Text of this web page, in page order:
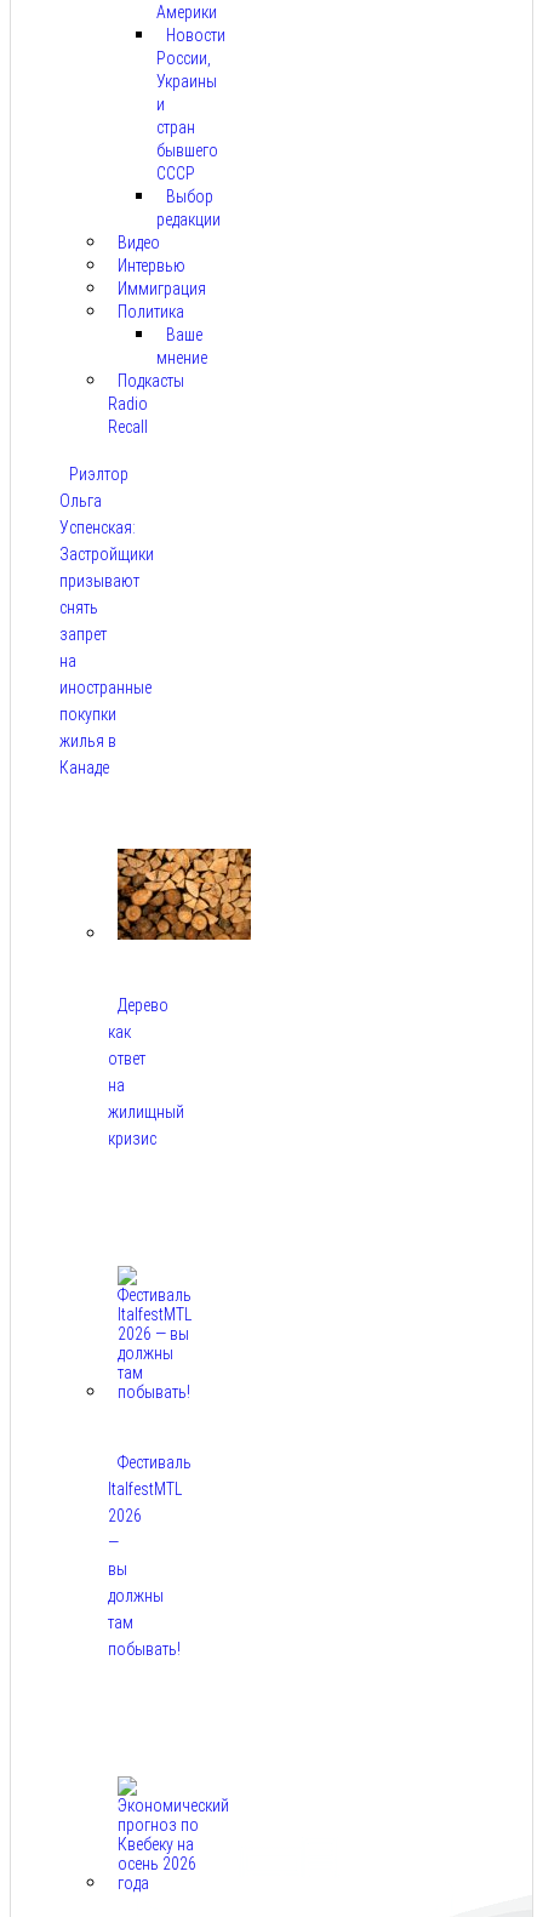
Америки
Новости
России,
Украины
и
стран
бывшего
СССР
Выбор
редакции
Видео
Интервью
Иммиграция
Политика
Ваше
мнение
Подкасты
Radio
Recall
Риэлтор
Ольга
Успенская:
Застройщики
призывают
снять
запрет
на
иностранные
покупки
жилья в
Канаде
Дерево
как
ответ
на
жилищный
кризис
Фестиваль
ItalfestMTL
2026
—
вы
должны
там
побывать!